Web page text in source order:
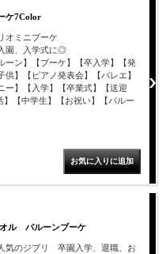
ケ7Color
オミニブーケ
園、入学式に◎
ーン】【ブーケ】【卒入学】【発
供】【ピアノ発表会】【バレエ】
ー】【入学】【卒業式】【送迎
【中学生】【お祝い】【バルー
オル バルーンブーケ
気のジブリ 卒園入学、退職、お